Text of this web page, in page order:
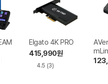
Elgato 4K PRO
415,990원
4.5 (3)
11G2